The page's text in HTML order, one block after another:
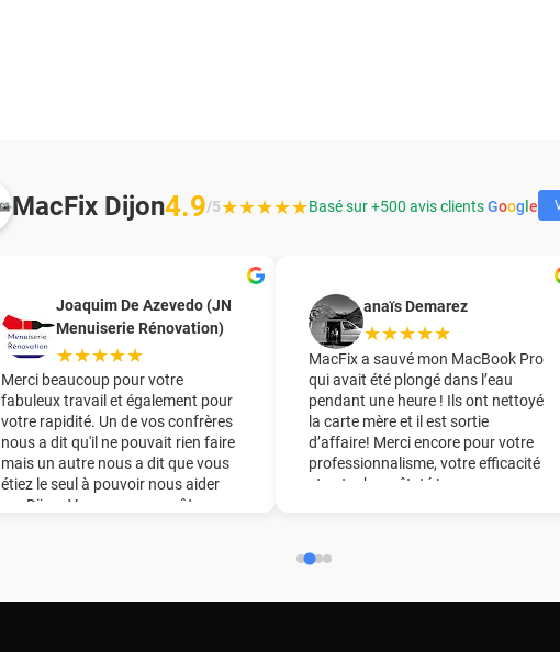
MacFix Dijon4.9/5★★★★★Basé sur +500 avis clientsGoog e
Joaquim De Azevedo (JN
Menuiserie Rénovation)
★★★★★
Merci beaucoup pour votre
fabuleux travail et également pour
votre rapidité. Un de vos confrères
nous a dit qu'il ne pouvait rien faire
mais un autre nous a dit que vous
étiez le seul à pouvoir nous aider
sur Dijon. Vous nous avez ôter une
anaïs Demarez
★★★★★
MacFix a sauvé mon MacBook Pro
qui avait été plongé dans l’eau
pendant une heure ! Ils ont nettoyé
la carte mère et il est sortie
d’affaire! Merci encore pour votre
professionnalisme, votre efficacité
et votre honnêteté !